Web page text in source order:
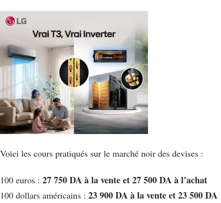
Voici les cours pratiqués sur le marché noir des devises :
100 euros : 27 750 DA à la vente et 27 500 DA à l’achat
100 dollars américains : 23 900 DA à la vente et 23 500 DA